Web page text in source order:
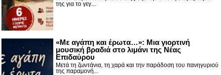
της για το γεγ...
«Με αγάπη και έρωτα…»: Μια γιορτινή
μουσική βραδιά στο λιμάνι της Νέας
Επιδαύρου
Μετά τη ζωντάνια, τη χαρά και την παράδοση του πανηγυριού
της παραμονή...